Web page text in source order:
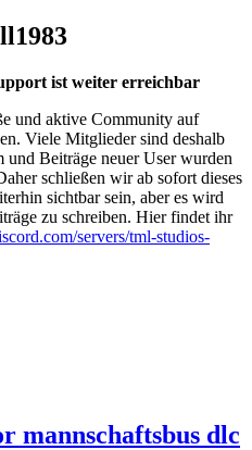
ist weiter erreichbar
und aktive Community auf
Viele Mitglieder sind deshalb
Beiträge neuer User wurden
schließen wir ab sofort dieses
sichtbar sein, aber es wird
zu schreiben. Hier findet ihr
servers/tml-studios-
mannschaftsbus dlc